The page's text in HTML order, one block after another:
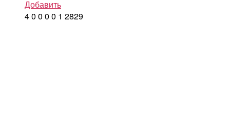
Добавить
40 0 0 0 1 2829